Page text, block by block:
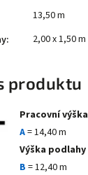
produktu
Pracovní výška
A= 14,40 m
Výška podlahy
B = 12,40 m
13,50 m
: 2,00 x 1,50 m